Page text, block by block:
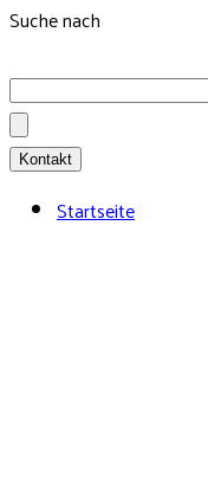
Suche nach
Kontakt
Startseite